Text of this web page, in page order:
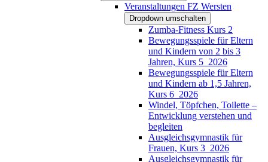
Veranstaltungen FZ Wersten
Dropdown umschalten
Zumba-Fitness Kurs 2
Bewegungsspiele für Eltern
und Kindern von 2 bis 3
Jahren, Kurs 5_2026
Bewegungsspiele für Eltern
und Kindern ab 1,5 Jahren,
Kurs 6_2026
Windel, Töpfchen, Toilette –
Entwicklung verstehen und
begleiten
Ausgleichsgymnastik für
Frauen, Kurs 3_2026
Ausgleichsgymnastik für